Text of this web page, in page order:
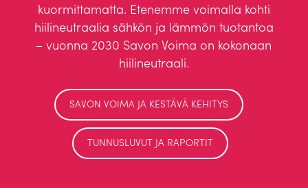
kuormittamatta. Etenemme voimalla kohti
hiilineutraalia sähkön ja lämmön tuotantoa
– vuonna 2030 Savon Voima on kokonaan
hiilineutraali.
SAVON VOIMA JA KESTÄVÄ KEHITYS
TUNNUSLUVUT JA RAPORTIT